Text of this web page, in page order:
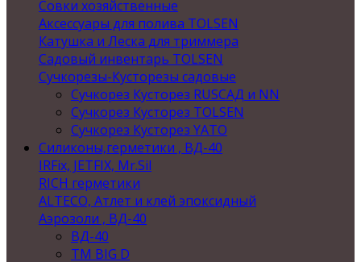
Совки хозяйственные
Аксессуары для полива TOLSEN
Катушка и Леска для триммера
Садовый инвентарь TOLSEN
Сучкорезы-Кусторезы садовые
Сучкорез Кусторез RUSСАД и NN
Сучкорез Кусторез TOLSEN
Сучкорез Кусторез YATO
Силиконы,герметики , ВД-40
IRFix, JETFIX, Mr.Sil
RICH герметики
ALTECO, Атлет и клей эпоксидный
Аэрозоли , ВД-40
ВД-40
TM BIG D